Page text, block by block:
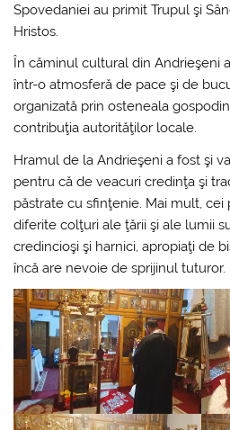
Spovedaniei au primit Trupul şi
Hristos.
În căminul cultural din Andrieşeni
într-o atmosferă de pace şi de
organizată prin osteneala
contribuţia autorităţilor locale.
Hramul de la Andrieşeni a fost şi
pentru că de veacuri credinţa şi
păstrate cu sfinţenie. Mai mult, cei
diferite colţuri ale ţării şi ale lumii
credincioşi şi harnici, apropiaţi de
încă are nevoie de sprijinul tuturor.